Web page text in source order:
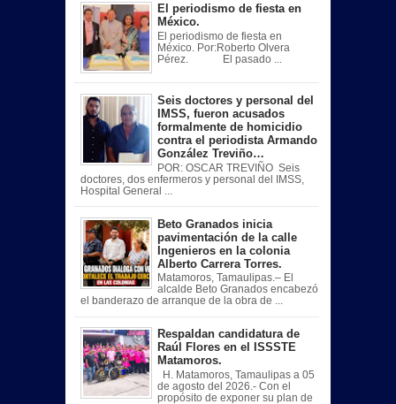
El periodismo de fiesta en
México.
El periodismo de fiesta en
México. Por:Roberto Olvera
Pérez. El pasado ...
Seis doctores y personal del
IMSS, fueron acusados
formalmente de homicidio
contra el periodista Armando
González Treviño…
POR: OSCAR TREVIÑO Seis
doctores, dos enfermeros y personal del IMSS,
Hospital General ...
Beto Granados inicia
pavimentación de la calle
Ingenieros en la colonia
Alberto Carrera Torres.
Matamoros, Tamaulipas.– El
alcalde Beto Granados encabezó
el banderazo de arranque de la obra de ...
Respaldan candidatura de
Raúl Flores en el ISSSTE
Matamoros.
H. Matamoros, Tamaulipas a 05
de agosto del 2026.- Con el
propósito de exponer su plan de